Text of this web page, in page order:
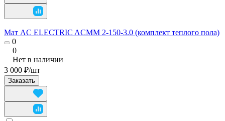
Мат AC ELECTRIC ACMM 2-150-3.0 (комплект теплого пола)
0
0
Нет в наличии
3 000 ₽/шт
Заказать